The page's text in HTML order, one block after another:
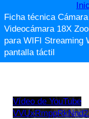
Ficha técnica
Videocámara 18X
para WIFI Streaming
pantalla táctil
Vídeo de YouTube